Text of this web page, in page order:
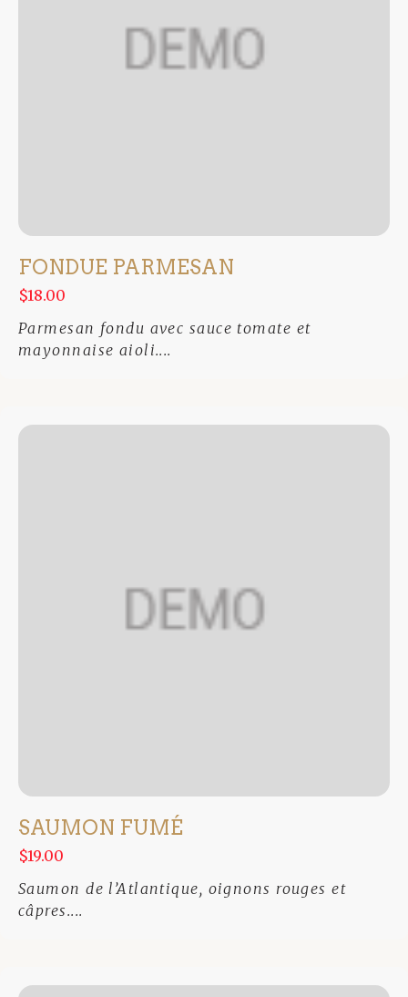
FONDUE PARMESAN
$18.00
Parmesan fondu avec sauce tomate et
mayonnaise aioli....
SAUMON FUMÉ
$19.00
Saumon de l’Atlantique, oignons rouges et
câpres....